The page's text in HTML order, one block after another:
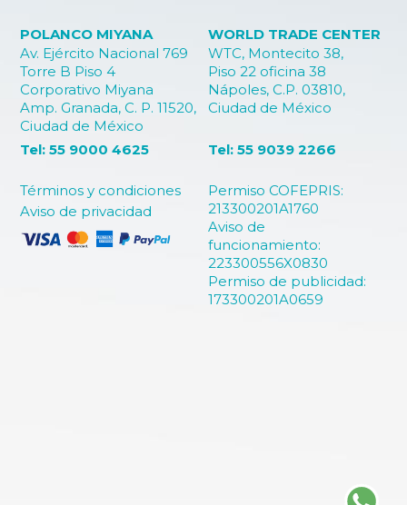
POLANCO MIYANA
Av. Ejército Nacional 769
Torre B Piso 4
Corporativo Miyana
Amp. Granada, C. P. 11520,
Ciudad de México
WORLD TRADE CENTER
WTC, Montecito 38,
Piso 22 oficina 38
Nápoles, C.P. 03810,
Ciudad de México
Términos y condiciones
Aviso de privacidad
Permiso COFEPRIS:
213300201A1760
Aviso de
funcionamiento:
223300556X0830
Permiso de publicidad:
173300201A0659
Tel: 55 9000 4625 Tel: 55 9039 2266